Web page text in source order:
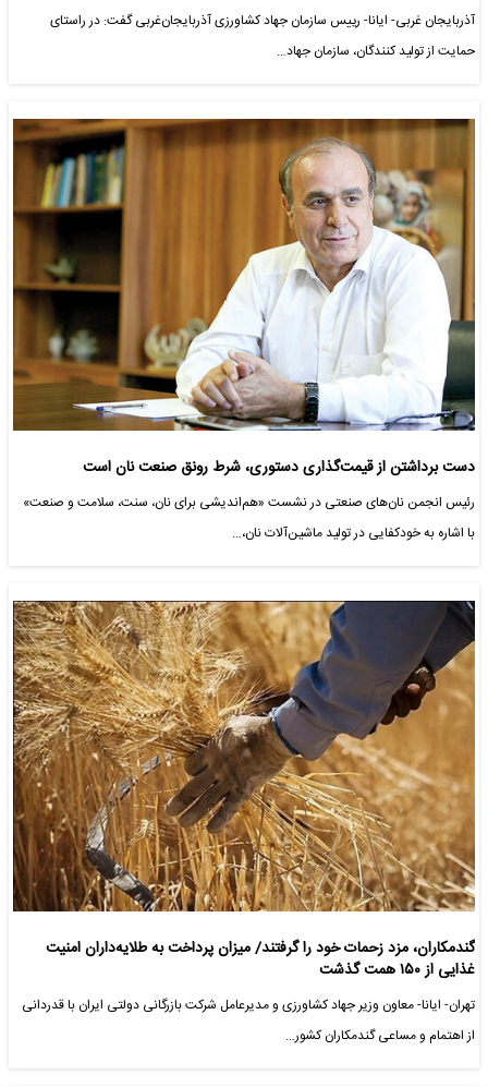
آذربایجان غربی- ایانا- رییس سازمان جهاد کشاورزی آذربایجان‌غربی گفت: در راستای
حمایت از تولید کنندگان، سازمان جهاد…
دست برداشتن از قیمت‌گذاری دستوری، شرط رونق صنعت نان است
رئیس انجمن نان‌های صنعتی در نشست «هم‌اندیشی برای نان، سنت، سلامت و صنعت»
با اشاره به خودکفایی در تولید ماشین‌آلات نان،…
گندمکاران، مزد زحمات خود را گرفتند/ میزان پرداخت به طلایه‌داران امنیت
غذایی از ۱۵۰ همت گذشت
تهران- ایانا- معاون وزیر جهاد کشاورزی و مدیرعامل شرکت بازرگانی دولتی ایران با قدردانی
از اهتمام و مساعی گندمکاران کشور…